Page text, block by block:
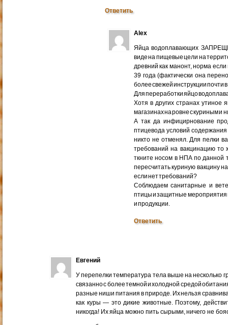
Ответить
Alex
Яйца водоплавающих
виде на пищевые цели на
древний как манонт, норма
39 года (фактически она
более свежей инструкции почти
Для переработки яйцо
Хотя в других странах утиное
магазинах на ровне с куриным и
А так да инфицирнование
птицевода условий
никто не отменял. Для пелки
требований на вакцинацию
ткните носом в НПА по данной
пересчитать куриную вакцину
если нет требований?
Соблюдаем санитарные и
птицы и защитные мероприятия
и продукции.
Ответить
Евгений
У перепелки температура тела выше на несколько
связанно с более темной и холодной средой
разные ниши питания в природе. Их нельзя
как куры — это дикие животные. Поэтому,
никогда! Их яйца можно пить сырыми, ничего не